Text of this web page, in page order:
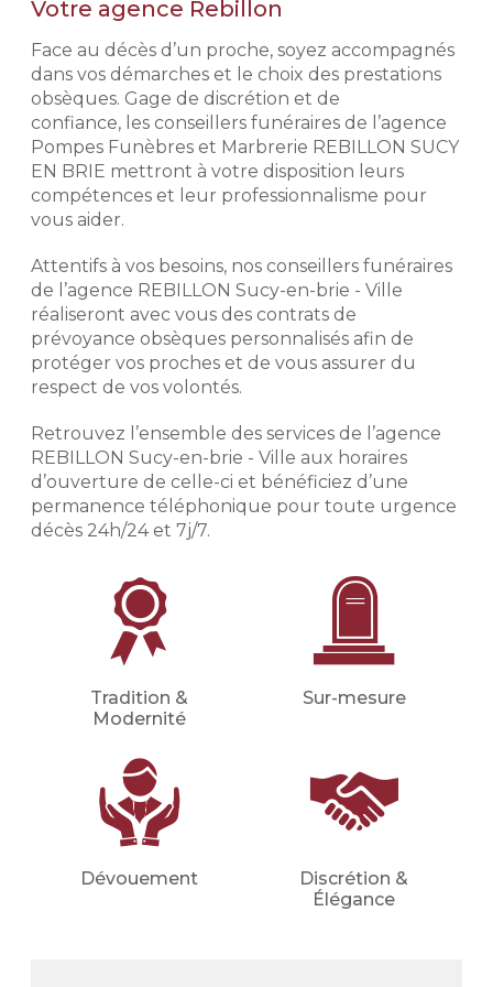
2 novembre 2026 pour l’achat d’un
semelle, hors gravure, dans la limite
des stocks disponibles de
monuments et de la disponibilité des
granits. Remise d’un montant
maximum de 4 000 € TTC. Voir
conditions de l’offre en agence et
dans les mentions légales.
Demander un devis
marbrerie
Notre histoire repose sur
l'expérience de nos conseillers
funéraires. Exigeants, discrets et
respectueux, ils mettent leur
professionnalisme à votre service
afin de déterminer avec vous votre
budget et vos volontés afin de mieux
aborder votre démarche de
Préparer l'organisation des
obsèques
Prévoir ses obsèques, c'est choisir
les prestations qui vont venir
composer l'hommage. Pour des
en charge de qualité, nous
établissons avec vous les obsèques
que vous souhaitez en détails
(inhumation, crémation, cérémonie
civile ou religieuse, convoi, fleurs,
etc.).
Financer les obsèques
Financer vos obsèques par
anticipation afin de protéger vos
proches d'une dépense imprévue.
Votre conseiller en prévoyance
obsèques déterminera avec vous le
meilleures mensualités adaptées à
votre situation (familiale, financière,
etc.).
Demander un devis
Votre agence Rebillon
Face au décès d’un proche, soyez accompagnés
dans vos démarches et le choix des prestations
obsèques. Gage de discrétion et de
confiance, les conseillers funéraires de l’agence
Pompes Funèbres et Marbrerie REBILLON SUCY
EN BRIE mettront à votre disposition leurs
compétences et leur professionnalisme pour
vous aider.
Attentifs à vos besoins, nos conseillers funéraires
de l’agence REBILLON Sucy-en-brie - Ville
réaliseront avec vous des contrats de
prévoyance obsèques personnalisés afin de
protéger vos proches et de vous assurer du
respect de vos volontés.
Retrouvez l’ensemble des services de l’agence
REBILLON Sucy-en-brie - Ville aux horaires
d’ouverture de celle-ci et bénéficiez d’une
permanence téléphonique pour toute urgence
décès 24h/24 et 7j/7.
Tradition &
Modernité
Sur-mesure
Dévouement
Discrétion &
Élégance